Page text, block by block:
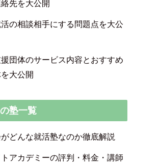
先を大公開
の相談相手にする問題点を大公
団体のサービス内容とおすすめ
大公開
塾一覧
どんな就活塾なのか徹底解説
アカデミーの評判・料金・講師